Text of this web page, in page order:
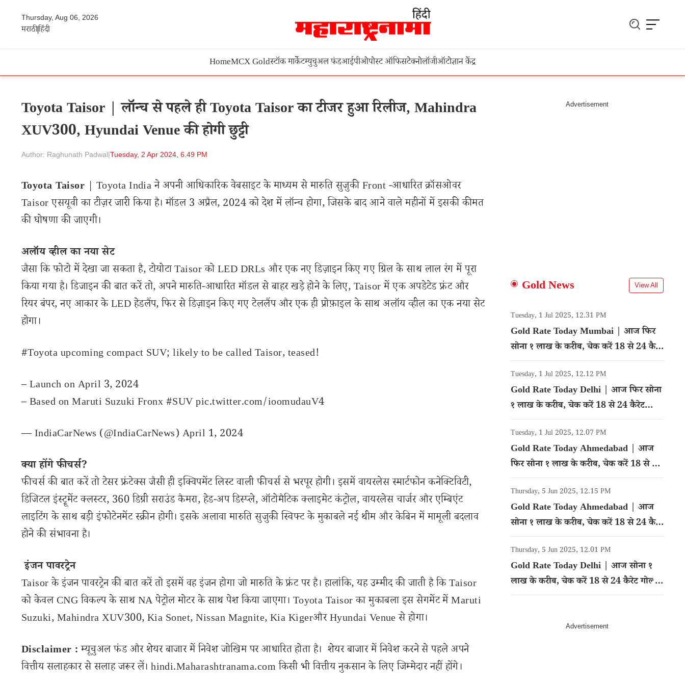
Thursday, Aug 06, 2026
मराठीहिंदी
HomeMCX Goldस्टॉक मार्केटम्युचुअल फंडआईपीओपोस्ट ऑफिसटेक्नोलॉजीऑटोज्ञान केंद्र
Toyota Taisor | लॉन्च से पहले ही Toyota Taisor का टीजर हुआ रिलीज, Mahindra
XUV300, Hyundai Venue की होगी छुट्टी
Author: Raghunath Padwal|Tuesday, 2 Apr 2024, 6.49 PM
Toyota Taisor | Toyota India ने अपनी आधिकारिक वेबसाइट के माध्यम से मारुति सुजुकी Front -आधारित क्रॉसओवर
Taisor एसयूवी का टीज़र जारी किया है। मॉडल 3 अप्रैल, 2024 को देश में लॉन्च होगा, जिसके बाद आने वाले महीनों में इसकी कीमत
की घोषणा की जाएगी।
अलॉय व्हील का नया सेट
जैसा कि फोटो में देखा जा सकता है, टोयोटा Taisor को LED DRLs और एक नए डिज़ाइन किए गए ग्रिल के साथ लाल रंग में पूरा
किया गया है। डिजाइन की बात करें तो, अपने मारुति-आधारित मॉडल से बाहर खड़े होने के लिए, Taisor में एक अपडेटेड फ्रंट और
रियर बंपर, नए आकार के LED हेडलैंप, फिर से डिज़ाइन किए गए टेललैंप और एक ही प्रोफ़ाइल के साथ अलॉय व्हील का एक नया सेट
होगा।
#Toyotaupcoming compact SUV; likely to be called Taisor, teased!
– Launch on April 3, 2024
– Based on Maruti Suzuki Fronx#SUVpic.twitter.com/ioomudauV4
— IndiaCarNews (@IndiaCarNews) April 1, 2024
क्या होंगे फीचर्स?
फीचर्स की बात करें तो टेसर फ्रंटेक्स जैसी ही इक्विपमेंट लिस्ट वाली फीचर्स से भरपूर होगी। इसमें वायरलेस स्मार्टफोन कनेक्टिविटी,
डिजिटल इंस्ट्रूमेंट क्लस्टर, 360 डिग्री सराउंड कैमरा, हेड-अप डिस्प्ले, ऑटोमैटिक क्लाइमेट कंट्रोल, वायरलेस चार्जर और एम्बिएंट
लाइटिंग के साथ बड़ी इंफोटेनमेंट स्क्रीन होगी। इसके अलावा मारुति सुजुकी स्विफ्ट के मुकाबले नई थीम और केबिन में मामूली बदलाव
होने की संभावना है।
इंजन पावरट्रेन
Taisor के इंजन पावरट्रेन की बात करें तो इसमें वह इंजन होगा जो मारुति के फ्रंट पर है। हालांकि, यह उम्मीद की जाती है कि Taisor
को केवल CNG विकल्प के साथ NA पेट्रोल मोटर के साथ पेश किया जाएगा। Toyota Taisor का मुकाबला इस सेगमेंट में Maruti
Suzuki, Mahindra XUV300, Kia Sonet, Nissan Magnite, Kia Kigerऔर Hyundai Venue से होगा।
Disclaimer :म्यूचुअल फंड और शेयर बाजार में निवेश जोखिम पर आधारित होता है। शेयर बाजार में निवेश करने से पहले अपने
वित्तीय सलाहकार से सलाह जरूर लें। hindi.Maharashtranama.com किसी भी वित्तीय नुकसान के लिए जिम्मेदार नहीं होंगे।
Gold News View All
Tuesday, 1 Jul 2025, 12.31 PM
Gold Rate Today Mumbai | आज फिर
सोना १ लाख के करीब, चेक करें 18 से 24 कैरेट
गोल्ड का रेट
Tuesday, 1 Jul 2025, 12.12 PM
Gold Rate Today Delhi | आज फिर सोना
१ लाख के करीब, चेक करें 18 से 24 कैरेट
गोल्ड का रेट
Tuesday, 1 Jul 2025, 12.07 PM
Gold Rate Today Ahmedabad | आज
फिर सोना १ लाख के करीब, चेक करें 18 से 24
कैरेट गोल्ड का रेट
Thursday, 5 Jun 2025, 12.15 PM
Gold Rate Today Ahmedabad | आज
सोना १ लाख के करीब, चेक करें 18 से 24 कैरेट
गोल्ड का रेट
Thursday, 5 Jun 2025, 12.01 PM
Gold Rate Today Delhi | आज सोना १
लाख के करीब, चेक करें 18 से 24 कैरेट गोल्ड
का रेट